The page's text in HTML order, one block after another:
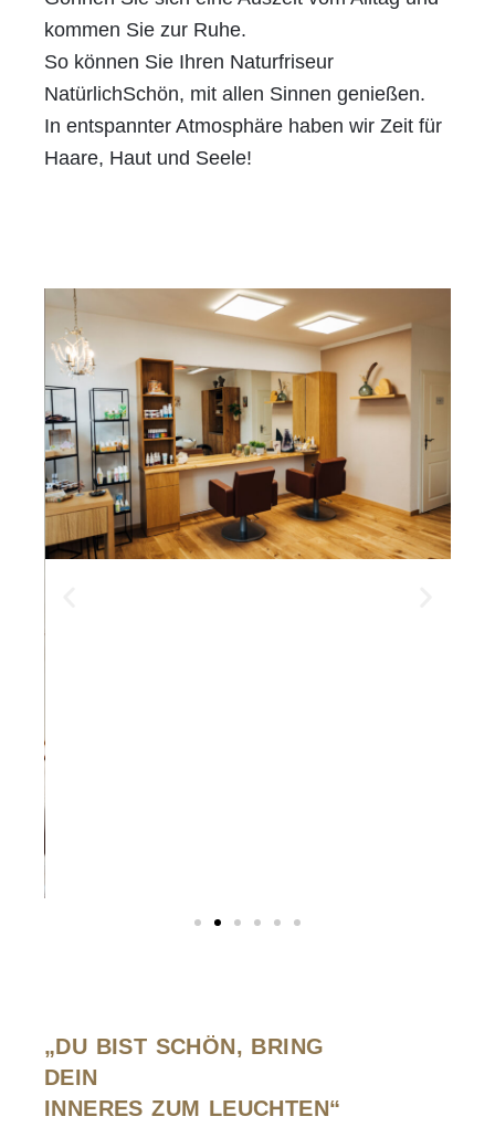
kommen Sie zur Ruhe.
So können Sie Ihren Naturfriseur
NatürlichSchön, mit allen Sinnen genießen.
In entspannter Atmosphäre haben wir Zeit für
Haare, Haut und Seele!
„DU BIST SCHÖN, BRING
DEIN
INNERES ZUM LEUCHTEN“